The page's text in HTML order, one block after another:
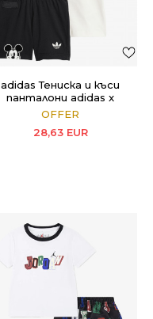
adidas Тениска и къси
панталони adidas x
Disney Mickey Mouse
OFFER
28,63 EUR